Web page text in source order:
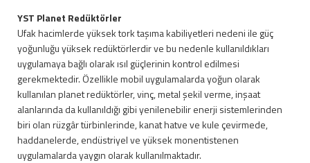
YST Planet Redüktörler
Ufak hacimlerde yüksek tork taşıma kabiliyetleri nedeni ile güç
yoğunluğu yüksek redüktörlerdir ve bu nedenle kullanıldıkları
uygulamaya bağlı olarak ısıl güçlerinin kontrol edilmesi
gerekmektedir. Özellikle mobil uygulamalarda yoğun olarak
kullanılan planet redüktörler, vinç, metal şekil verme, inşaat
alanlarında da kullanıldığı gibi yenilenebilir enerji sistemlerinden
biri olan rüzgâr türbinlerinde, kanat hatve ve kule çevirmede,
haddanelerde, endüstriyel ve yüksek monentistenen
uygulamalarda yaygın olarak kullanılmaktadır.